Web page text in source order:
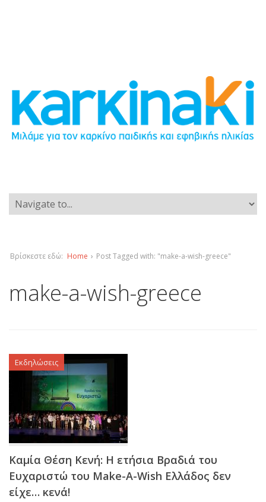
Βρίσκεστε εδώ: Home › Post Tagged with: "make-a-wish-greece"
make-a-wish-greece
Εκδηλώσεις
Καμία Θέση Κενή: Η ετήσια Βραδιά του
Ευχαριστώ του Make-A-Wish Ελλάδος δεν
είχε… κενά!